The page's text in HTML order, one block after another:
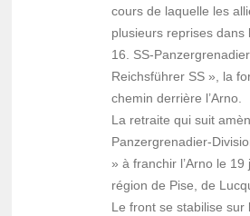
cours de laquelle les
plusieurs reprises dans
16. SS-
Reichsführer SS », la
chemin derrière l’Arno.
La retraite qui suit
Panzergrenadier-
» à franchir l’Arno le
région de Pise, de
Le front se stabilise sur